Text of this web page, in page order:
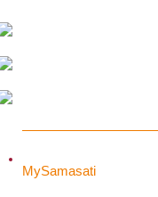
OSHO
TV
MySamasati
MySamasati